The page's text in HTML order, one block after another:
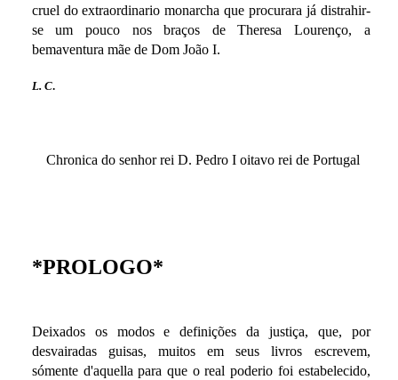
cruel do extraordinario monarcha que procurara já distrahir-
se um pouco nos braços de Theresa Lourenço, a
bemaventura mãe de Dom João I.
L. C.
Chronica do senhor rei D. Pedro I oitavo rei de Portugal
*PROLOGO*
Deixados os modos e definições da justiça, que, por
desvairadas guisas, muitos em seus livros escrevem,
sómente d'aquella para que o real poderio foi estabelecido,